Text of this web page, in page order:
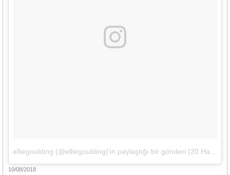
elliegoulding (@elliegoulding)'in paylaştığı bir gönderi (20 Haz, 2018, 10:56öö PDT
10/08/2018